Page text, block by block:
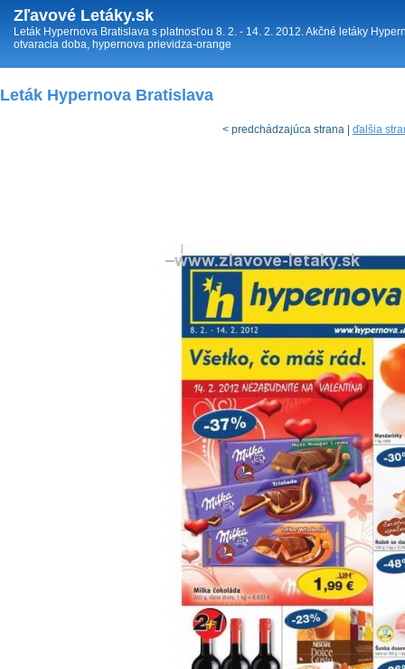
Zľavové Letáky.sk
Leták Hypernova Bratislava s platnosťou 8. 2. - 14. 2. 2012. Akčné letáky
otvaracia doba, hypernova prievidza-orange
Leták Hypernova Bratislava
< predchádzajúca strana | ďalšia